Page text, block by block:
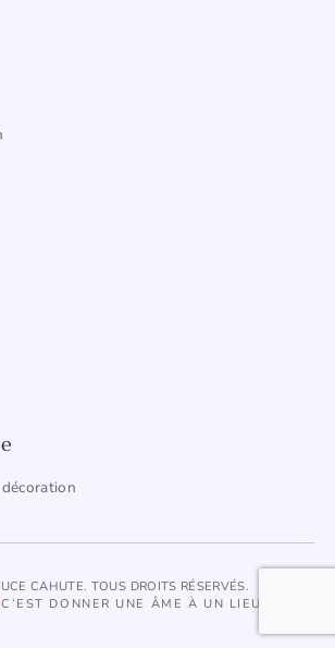
CAHUTE. TOUS DROITS RÉSERVÉS.
C’EST DONNER UNE ÂME À UN LIEU